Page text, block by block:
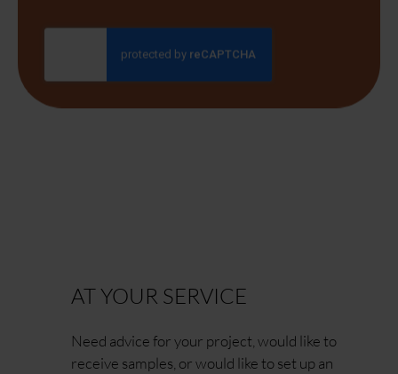
AT YOUR SERVICE
Need advice for your project, would like to
receive samples, or would like to set up an